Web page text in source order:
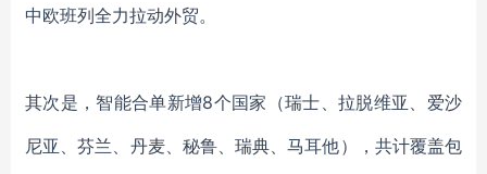
中欧班列全力拉动外贸。
其次是，智能合单新增8个国家（瑞士、拉脱维亚、爱沙
尼亚、芬兰、丹麦、秘鲁、瑞典、马耳他），共计覆盖包